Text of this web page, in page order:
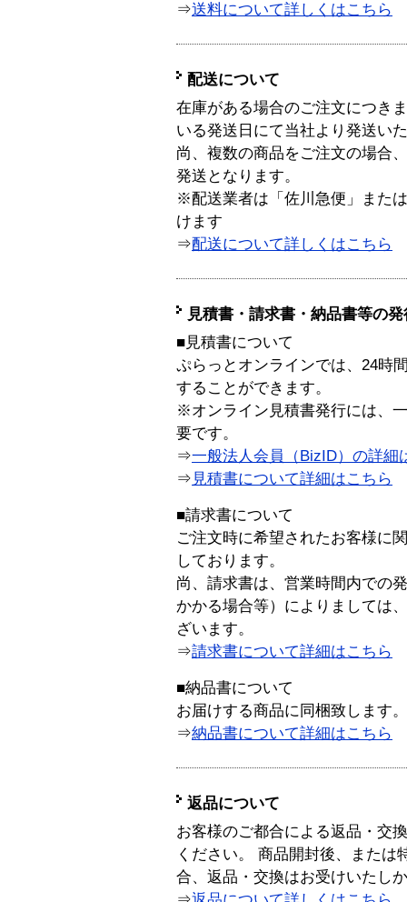
⇒送料について詳しくはこちら
配送について
在庫がある場合のご注文につき
いる発送日にて当社より発送い
尚、複数の商品をご注文の場合
発送となります。
※配送業者は「佐川急便」また
けます
⇒配送について詳しくはこちら
見積書・請求書・納品書等の
■見積書について
ぷらっとオンラインでは、24時
することができます。
※オンライン見積書発行には、
要です。
⇒一般法人会員（BizID）の詳細
⇒ 見積書について詳細はこちら
■請求書について
ご注文時に希望されたお客様に
しております。
尚、請求書は、営業時間内での
かかる場合等）によりましては
ざいます。
⇒請求書について詳細はこちら
■納品書について
お届けする商品に同梱致します。
⇒納品書について詳細はこちら
返品について
お客様のご都合による返品・交
ください。 商品開封後、または
合、返品・交換はお受けいたし